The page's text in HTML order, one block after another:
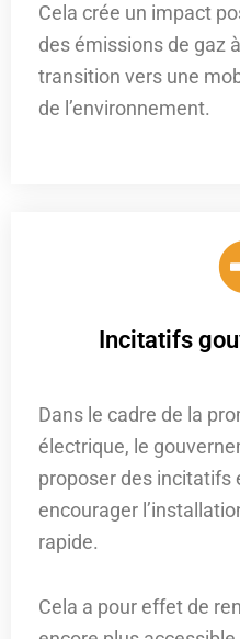
Cela crée un impact
des émissions de gaz
transition vers une
de l’environnement.
Incitatifs
Dans le cadre de la
électrique, le
proposer des incitatifs
encourager
rapide.
Cela a pour effet de